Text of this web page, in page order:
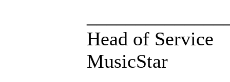
Head of Service
MusicStar